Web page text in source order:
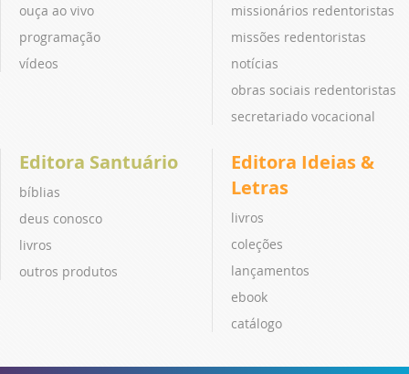
ouça ao vivo
programação
vídeos
missionários redentoristas
missões redentoristas
notícias
obras sociais redentoristas
secretariado vocacional
Editora Santuário
bíblias
deus conosco
livros
outros produtos
Editora Ideias &
Letras
livros
coleções
lançamentos
ebook
catálogo